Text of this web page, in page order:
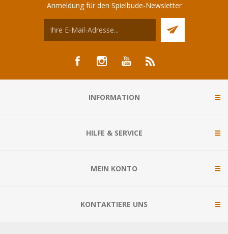
Anmeldung für den Spielbude-Newsletter
INFORMATION
HILFE & SERVICE
MEIN KONTO
KONTAKTIERE UNS